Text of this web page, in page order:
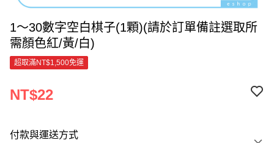
1～30數字空白棋子(1顆)(請於訂單備註選取所
需顏色紅/黃/白)
超取滿NT$1,500免運
NT$22
付款與運送方式